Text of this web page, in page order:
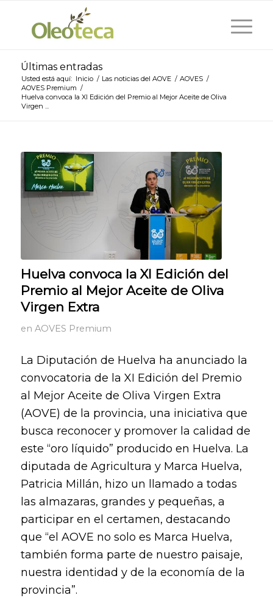
Últimas entradas
Usted está aquí: Inicio / Las noticias del AOVE / AOVES /
AOVES Premium /
Huelva convoca la XI Edición del Premio al Mejor Aceite de Oliva
Virgen ...
Huelva convoca la XI Edición del
Premio al Mejor Aceite de Oliva
Virgen Extra
en AOVES Premium
La Diputación de Huelva ha anunciado la
convocatoria de la XI Edición del Premio
al Mejor Aceite de Oliva Virgen Extra
(AOVE) de la provincia, una iniciativa que
busca reconocer y promover la calidad de
este “oro líquido” producido en Huelva. La
diputada de Agricultura y Marca Huelva,
Patricia Millán, hizo un llamado a todas
las almazaras, grandes y pequeñas, a
participar en el certamen, destacando
que “el AOVE no solo es Marca Huelva,
también forma parte de nuestro paisaje,
nuestra identidad y de la economía de la
provincia”.